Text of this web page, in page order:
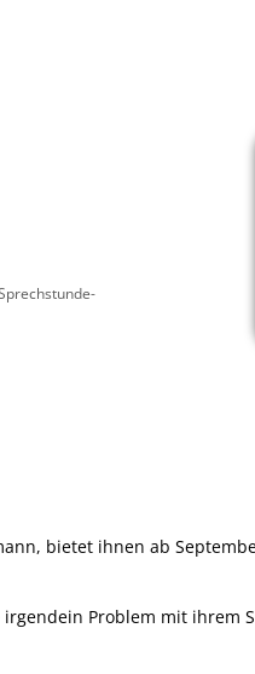
bietet ihnen ab
Problem mit ihrem